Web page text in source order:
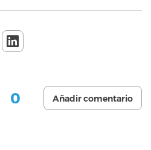
0 Añadir comentario